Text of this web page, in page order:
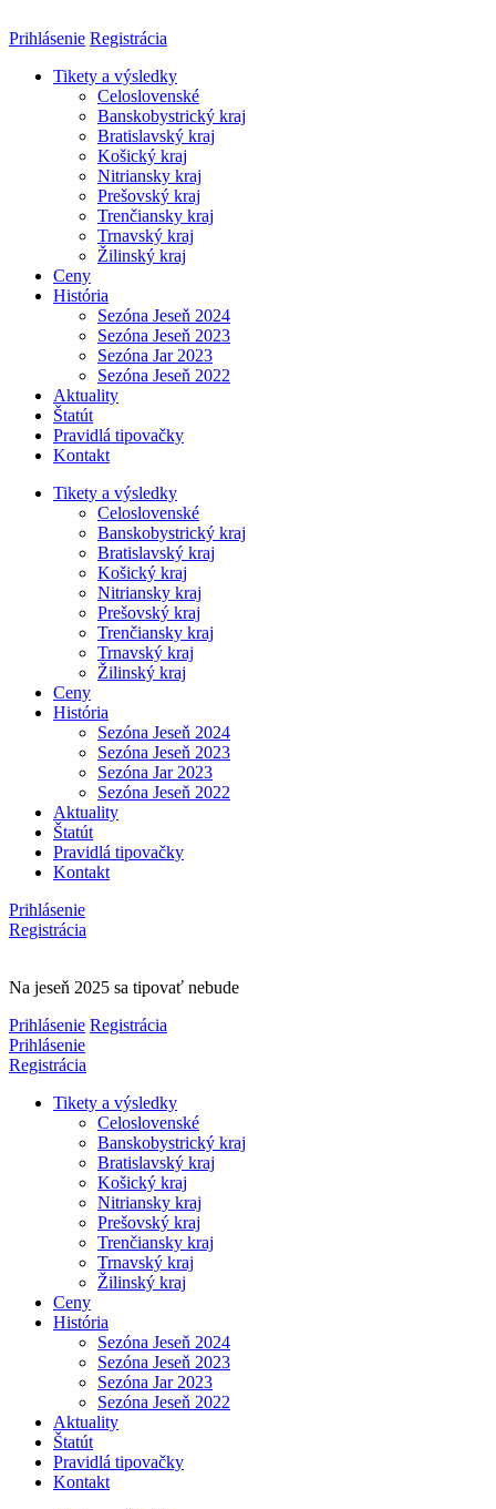
na
Prihlásenie Registrácia
Tikety a výsledky
Celoslovenské
Banskobystrický kraj
Bratislavský kraj
Košický kraj
Nitriansky kraj
Prešovský kraj
Trenčiansky kraj
Trnavský kraj
Žilinský kraj
Ceny
História
Sezóna Jeseň 2024
Sezóna Jeseň 2023
Sezóna Jar 2023
Sezóna Jeseň 2022
Aktuality
Štatút
Pravidlá tipovačky
Kontakt
Tikety a výsledky
Celoslovenské
Banskobystrický kraj
Bratislavský kraj
Košický kraj
Nitriansky kraj
Prešovský kraj
Trenčiansky kraj
Trnavský kraj
Žilinský kraj
Ceny
História
Sezóna Jeseň 2024
Sezóna Jeseň 2023
Sezóna Jar 2023
Sezóna Jeseň 2022
Aktuality
Štatút
Pravidlá tipovačky
Kontakt
Prihlásenie
Registrácia
Na jeseň 2025 sa tipovať nebude
Prihlásenie Registrácia
Prihlásenie
Registrácia
Tikety a výsledky
Celoslovenské
Banskobystrický kraj
Bratislavský kraj
Košický kraj
Nitriansky kraj
Prešovský kraj
Trenčiansky kraj
Trnavský kraj
Žilinský kraj
Ceny
História
Sezóna Jeseň 2024
Sezóna Jeseň 2023
Sezóna Jar 2023
Sezóna Jeseň 2022
Aktuality
Štatút
Pravidlá tipovačky
Kontakt